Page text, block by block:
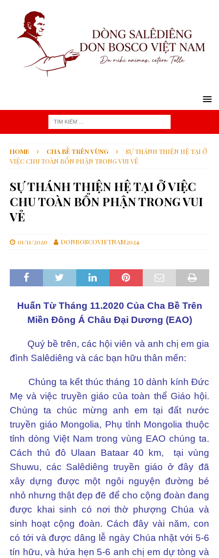
HOME CHA BỀ TRÊN VÙNG
SỰ THÁNH THIỆN HỆ TẠI Ở
VIỆC CHU TOÀN BỔN PHẬN TRONG VUI VẺ
SỰ THÁNH THIỆN HỆ TẠI Ở VIỆC
CHU TOÀN BỔN PHẬN TRONG VUI
VẺ
01/11/2020 DONBOSCOVIETNAM2024
Huấn Từ Tháng 11.2020 Của Cha Bề Trên
Miền Đông Á Châu Đại Dương (EAO)
Quý bề trên, các hội viên và anh chị em gia
đình Salêdiêng và các bạn hữu thân mến:
Chúng ta kết thúc tháng 10 dành kính Đức
Mẹ và việc truyền giáo của toàn thể Giáo hội.
Chúng ta chúc mừng anh em tại đất nước
truyền giáo Mongolia, Phụ tỉnh Mongolia thuộc
tỉnh dòng Việt Nam trong vùng EAO chúng ta.
Cách thủ đô Ulaan Bataar 40 km, tại vùng
Shuwu, các Salêdiêng truyền giáo ở đây đã
xây dựng được một ngôi nguyện đường bé
nhỏ nhưng thật đẹp đẽ để cho cộng đoàn đang
được khai sinh có nơi thờ phượng Chúa và
sinh hoạt cộng đoàn. Cách đây vài năm, con
có tới và được dâng lễ ngày Chúa nhật với 5-6
tín hữu, và hứa hẹn 5-6 anh chị em dự tòng và